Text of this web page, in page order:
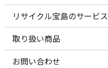
リサイクル宝島のサービス
取り扱い商品
お問い合わせ